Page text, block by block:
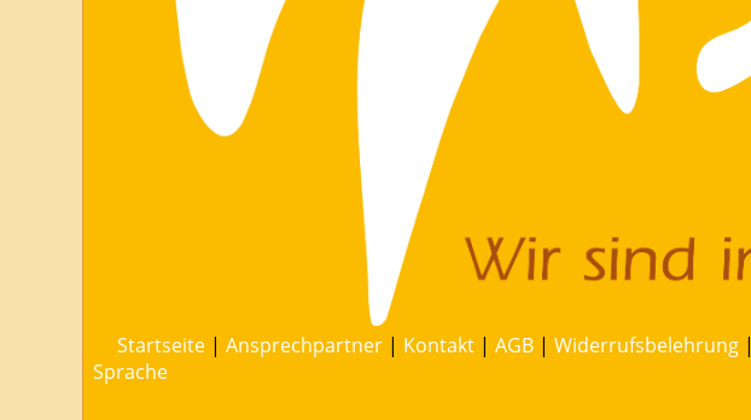
Startseite| Ansprechpartner| Kontakt| AGB| Widerrufsbelehrung|
Sprache